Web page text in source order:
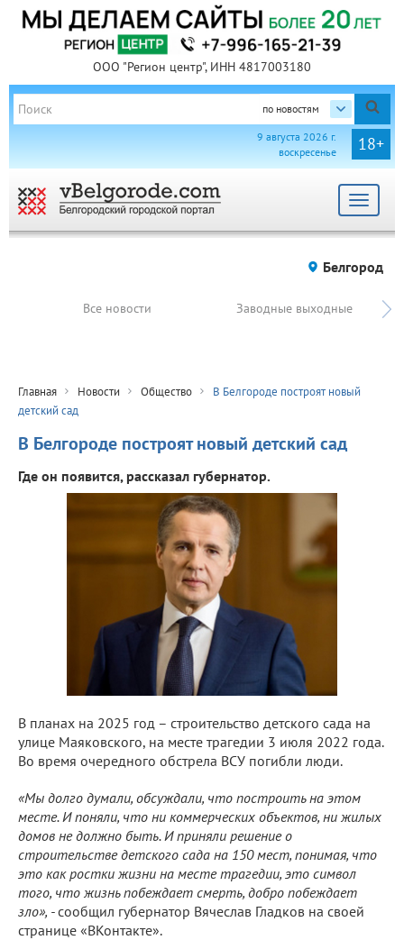
ООО "Регион центр", ИНН 4817003180
по новостям
18+
9 августа 2026 г.
воскресенье
Toggle
Белгород
Все новости Заводные выходные
Главная Новости Общество
В Белгороде построят новый
детский сад
В Белгороде построят новый детский сад
Где он появится, рассказал губернатор.
В планах на 2025 год – строительство детского сада на
улице Маяковского, на месте трагедии 3 июля 2022 года.
Во время очередного обстрела ВСУ погибли люди.
«Мы долго думали, обсуждали, что построить на этом
месте. И поняли, что ни коммерческих объектов, ни жилых
домов не должно быть. И приняли решение о
строительстве детского сада на 150 мест, понимая, что
это как ростки жизни на месте трагедии, это символ
того, что жизнь побеждает смерть, добро побеждает
зло», -сообщил губернатор Вячеслав Гладков на своей
странице «ВКонтакте».